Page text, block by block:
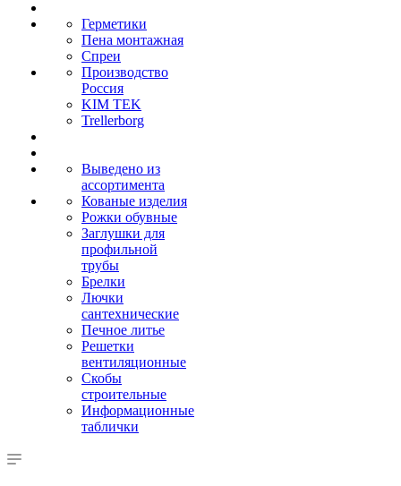
Герметики
Пена монтажная
Спреи
Производство
Россия
KIM TEK
Trellerborg
Выведено из
ассортимента
Кованые изделия
Рожки обувные
Заглушки для
профильной
трубы
Брелки
Лючки
сантехнические
Печное литье
Решетки
вентиляционные
Скобы
строительные
Информационные
таблички